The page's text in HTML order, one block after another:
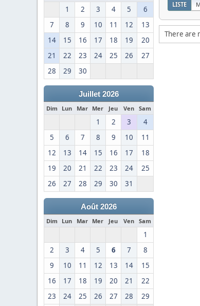
1 2 3 4 5
6
7
8 9 10 11 12
13
14
15 16 17 18 19
20
21
22 23 24 25 26
27
28
29 30
Juillet 2026
Dim Lun Mar Mer Jeu Ven Sam
1 2 3
4
5
6 7 8 9 10
11
12
13 14 15 16 17
18
19
20 21 22 23 24
25
26
27 28 29 30 31
Août 2026
Dim Lun Mar Mer Jeu Ven Sam
1
2
3 4 5 6 7
8
9
10 11 12 13 14
15
16
17 18 19 20 21
22
23
24 25 26 27 28 29
LISTE
There are